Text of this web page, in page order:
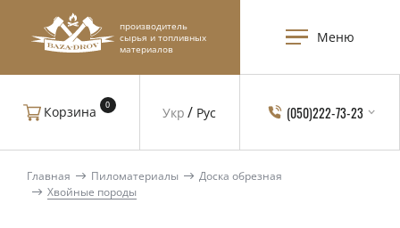
производитель
сырья и топливных
материалов
Меню
Укр Рус
Корзина 0 (050)222-73-23
Главная Пиломатериалы
Доска обрезная
Хвойные породы